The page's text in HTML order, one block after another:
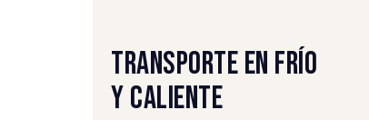
TRANSPORTE EN FRÍO
Y CALIENTE